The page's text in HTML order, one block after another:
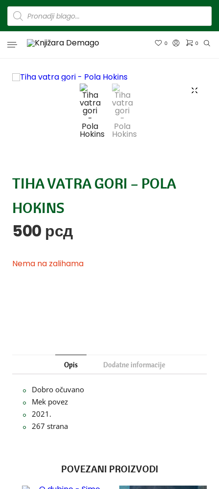
0 0
TIHA VATRA GORI – POLA
HOKINS
500 рсд
Nema na zalihama
Opis Dodatne informacije
Dobro očuvano
Mek povez
2021.
267 strana
POVEZANI PROIZVODI